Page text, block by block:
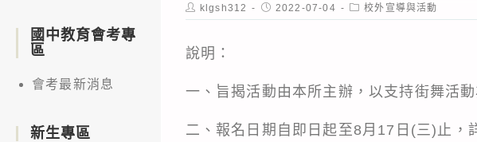
Post
author:
klgsh312
Post
published:
2022-07-04
Post
category:
校外宣導與活動
說明：
一、旨揭活動由本所主辦，以支持街舞活
二、報名日期自即日起至8月17日(三)止，
國中教育會考專
區
會考最新消息
新生專區